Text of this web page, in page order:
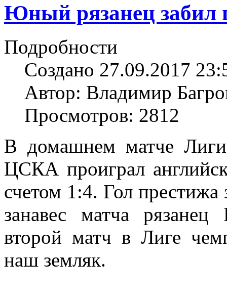
Юный рязанец забил
Подробности
Создано 27.09.2017
Автор: Владимир
Просмотров: 2812
В домашнем матче
ЦСКА проиграл
счетом 1:4. Гол
занавес матча
второй матч в Лиге
наш земляк.